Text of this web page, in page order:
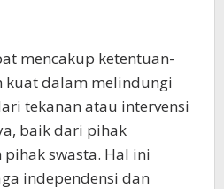
mencakup ketentuan-
kuat dalam melindungi
tekanan atau intervensi
baik dari pihak
swasta. Hal ini
independensi dan